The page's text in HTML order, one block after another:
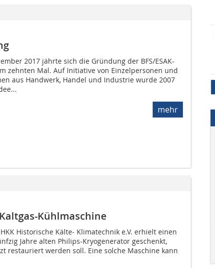
2017 jährte sich die Gründung der BFS/ESAK-
zehnten Mal. Auf Initiative von Einzelpersonen und
aus Handwerk, Handel und Industrie wurde 2007
mehr
Kühlmaschine
Historische Kälte- Klimatechnik e.V. erhielt einen
Jahre alten Philips-Kryogenerator geschenkt,
restauriert werden soll. Eine solche Maschine kann